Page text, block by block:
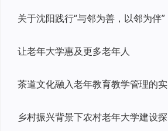
关于沈阳践行“与邻为善，以邻为伴”
让老年大学惠及更多老年人
茶道文化融入老年教育教学管理的实
乡村振兴背景下农村老年大学建设探